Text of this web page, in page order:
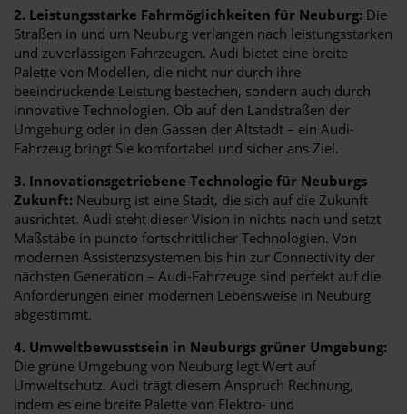
2. Leistungsstarke Fahrmöglichkeiten für Neuburg: Die
Straßen in und um Neuburg verlangen nach leistungsstarken
und zuverlässigen Fahrzeugen. Audi bietet eine breite
Palette von Modellen, die nicht nur durch ihre
beeindruckende Leistung bestechen, sondern auch durch
innovative Technologien. Ob auf den Landstraßen der
Umgebung oder in den Gassen der Altstadt – ein Audi-
Fahrzeug bringt Sie komfortabel und sicher ans Ziel.
3. Innovationsgetriebene Technologie für Neuburgs
Zukunft: Neuburg ist eine Stadt, die sich auf die Zukunft
ausrichtet. Audi steht dieser Vision in nichts nach und setzt
Maßstäbe in puncto fortschrittlicher Technologien. Von
modernen Assistenzsystemen bis hin zur Connectivity der
nächsten Generation – Audi-Fahrzeuge sind perfekt auf die
Anforderungen einer modernen Lebensweise in Neuburg
abgestimmt.
4. Umweltbewusstsein in Neuburgs grüner Umgebung:
Die grüne Umgebung von Neuburg legt Wert auf
Umweltschutz. Audi trägt diesem Anspruch Rechnung,
indem es eine breite Palette von Elektro- und